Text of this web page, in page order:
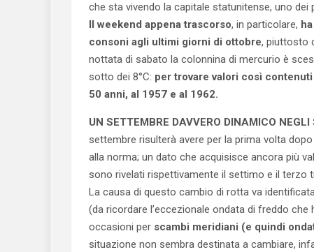
che sta vivendo la capitale statunitense, uno dei
Il weekend appena trascorso, in particolare,
consoni agli ultimi giorni di ottobre, piuttosto
nottata di sabato la colonnina di mercurio è
sotto dei 8°C: per trovare valori così
50 anni, al 1957 e al 1962.
UN SETTEMBRE DAVVERO DINAMICO NEGLI
settembre risulterà avere per la prima volta
alla norma; un dato che acquisisce ancora più
sono rivelati rispettivamente il settimo e il terzo
La causa di questo cambio di rotta va
(da ricordare l’eccezionale ondata di freddo
occasioni per scambi meridiani (e quindi
situazione non sembra destinata a cambiare,